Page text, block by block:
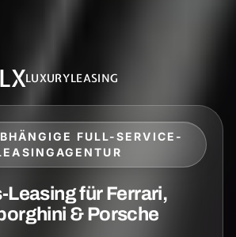
LXLUXURYLEASING
FULL-SERVICE-
Leasing für Ferrari,
& Porsche